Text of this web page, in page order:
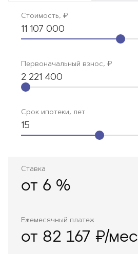
Стоимость, ₽
11 107 000
Первоначальный взнос, ₽
2 221 400
Срок ипотеки, лет
15
Ежемесячный платеж
от 82 167 ₽/мес
Ставка
от 6 %